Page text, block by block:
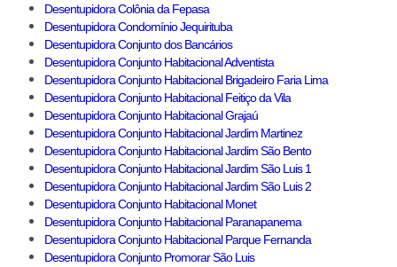
Desentupidora Colônia da Fepasa
Desentupidora Condomínio Jequirituba
Desentupidora Conjunto dos Bancários
Desentupidora Conjunto Habitacional Adventista
Desentupidora Conjunto Habitacional Brigadeiro Faria Lima
Desentupidora Conjunto Habitacional Feitiço da Vila
Desentupidora Conjunto Habitacional Grajaú
Desentupidora Conjunto Habitacional Jardim Martinez
Desentupidora Conjunto Habitacional Jardim São Bento
Desentupidora Conjunto Habitacional Jardim São Luis 1
Desentupidora Conjunto Habitacional Jardim São Luis 2
Desentupidora Conjunto Habitacional Monet
Desentupidora Conjunto Habitacional Paranapanema
Desentupidora Conjunto Habitacional Parque Fernanda
Desentupidora Conjunto Promorar São Luis